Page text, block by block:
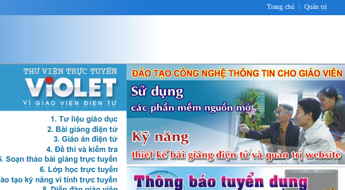
Trang chủ | Quản trị